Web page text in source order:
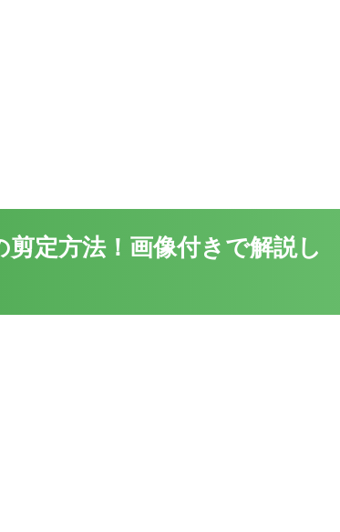
定方法！画像付きで解説し